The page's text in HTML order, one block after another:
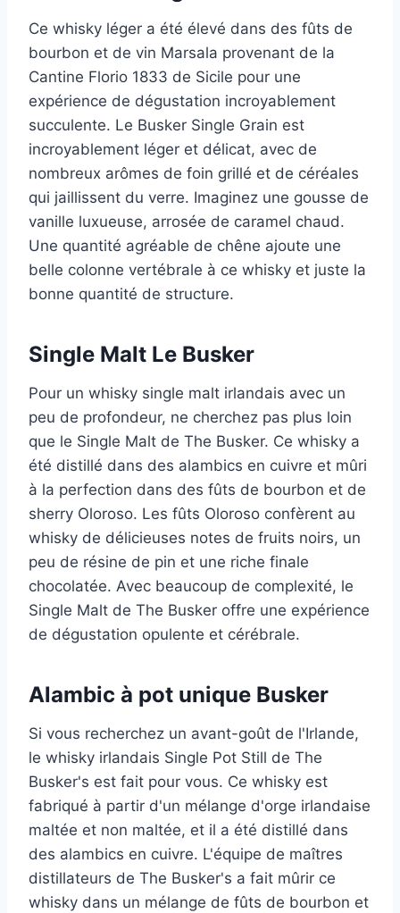
Ce whisky léger a été élevé dans des fûts de
bourbon et de vin Marsala provenant de la
Cantine Florio 1833 de Sicile pour une
expérience de dégustation incroyablement
succulente. Le Busker Single Grain est
incroyablement léger et délicat, avec de
nombreux arômes de foin grillé et de céréales
qui jaillissent du verre. Imaginez une gousse de
vanille luxueuse, arrosée de caramel chaud.
Une quantité agréable de chêne ajoute une
belle colonne vertébrale à ce whisky et juste la
bonne quantité de structure.
Single Malt Le Busker
Pour un whisky single malt irlandais avec un
peu de profondeur, ne cherchez pas plus loin
que le Single Malt de The Busker. Ce whisky a
été distillé dans des alambics en cuivre et mûri
à la perfection dans des fûts de bourbon et de
sherry Oloroso. Les fûts Oloroso confèrent au
whisky de délicieuses notes de fruits noirs, un
peu de résine de pin et une riche finale
chocolatée. Avec beaucoup de complexité, le
Single Malt de The Busker offre une expérience
de dégustation opulente et cérébrale.
Alambic à pot unique Busker
Si vous recherchez un avant-goût de l'Irlande,
le whisky irlandais Single Pot Still de The
Busker's est fait pour vous. Ce whisky est
fabriqué à partir d'un mélange d'orge irlandaise
maltée et non maltée, et il a été distillé dans
des alambics en cuivre. L'équipe de maîtres
distillateurs de The Busker's a fait mûrir ce
whisky dans un mélange de fûts de bourbon et